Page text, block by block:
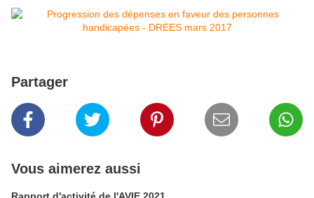
Partager
Vous aimerez aussi